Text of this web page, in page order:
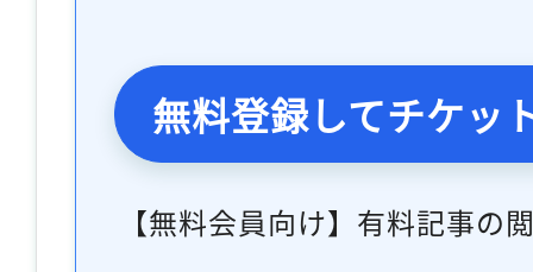
無料登録してチケッ
【無料会員向け】有料記事の